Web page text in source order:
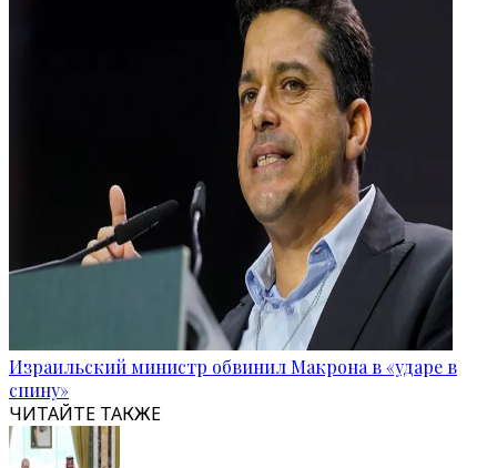
Израильский министр обвинил Макрона в «ударе в
спину»
ЧИТАЙТЕ ТАКЖЕ